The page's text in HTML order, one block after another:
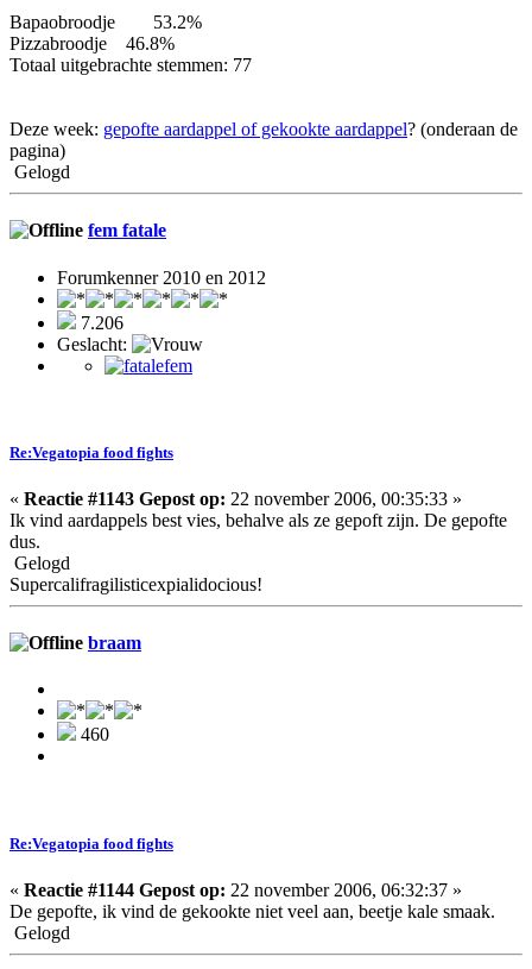
Bapaobroodje 53.2%
Pizzabroodje 46.8%
Totaal uitgebrachte stemmen: 77
Deze week: gepofte aardappel of gekookte aardappel? (onderaan de
pagina)
Gelogd
fem fatale
Forumkenner 2010 en 2012
7.206
Geslacht:
Re:Vegatopia food fights
« Reactie #1143 Gepost op: 22 november 2006, 00:35:33 »
Ik vind aardappels best vies, behalve als ze gepoft zijn. De gepofte
dus.
Gelogd
Supercalifragilisticexpialidocious!
braam
460
Re:Vegatopia food fights
« Reactie #1144 Gepost op: 22 november 2006, 06:32:37 »
De gepofte, ik vind de gekookte niet veel aan, beetje kale smaak.
Gelogd